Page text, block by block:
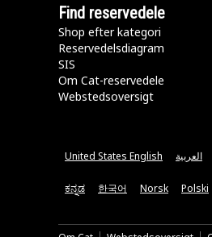
Find reservedele
Shop efter kategori
Reservedelsdiagram
SIS
Om Cat-reservedele
Webstedsoversigt
United States English العربية
ಕನ್ನಡ 한국어 Norsk Polski